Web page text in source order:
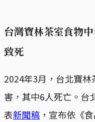
台灣寶林茶室食物
致死
2024年3月，台北寶
害，其中6人死亡。台
表新聞稿 ，宣布依《